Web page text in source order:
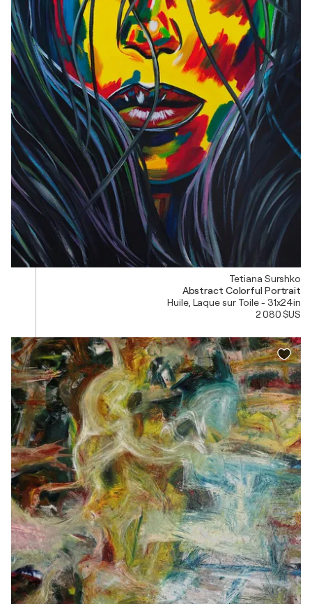
Tetiana Surshko
Abstract Colorful Portrait
Huile, Laque sur Toile - 31x24in
2 080 $US